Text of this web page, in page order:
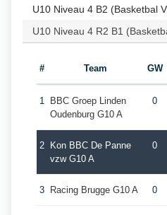
U10 Niveau 4 B2 (Basketbal
U10 Niveau 4 R2 B1
# Team GW
1
BBC Groep Linden
Oudenburg G10 A
0
2
Kon BBC De Panne
vzw G10 A
0
3 Racing Brugge G10 A 0